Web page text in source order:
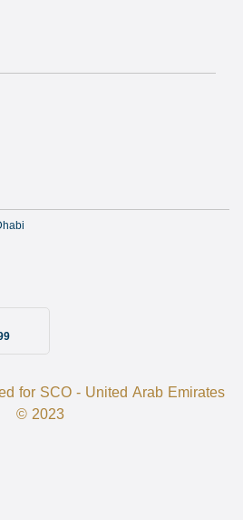
for SCO - United Arab Emirates
© 2023